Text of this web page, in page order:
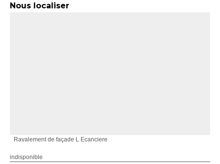
Nous localiser
Ravalement de façade L Ecanciere
indisponible